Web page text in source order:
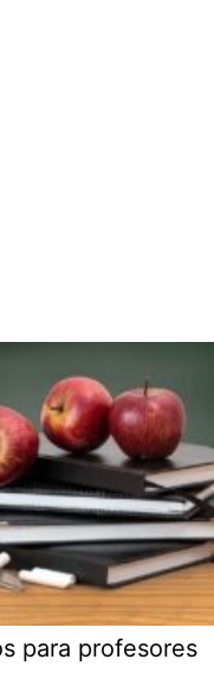
para profesores